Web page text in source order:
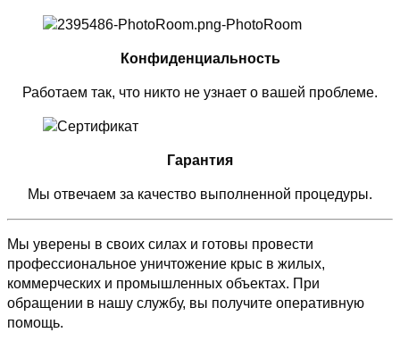
Конфиденциальность
Работаем так, что никто не узнает о вашей проблеме.
Гарантия
Мы отвечаем за качество выполненной процедуры.
Мы уверены в своих силах и готовы провести
профессиональное уничтожение крыс в жилых,
коммерческих и промышленных объектах. При
обращении в нашу службу, вы получите оперативную
помощь.